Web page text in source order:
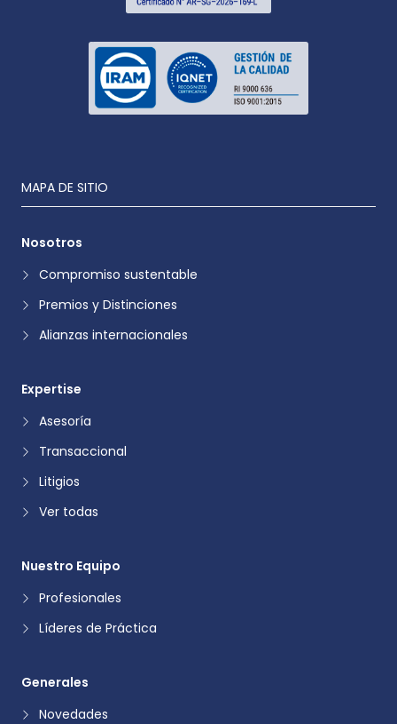
MAPA DE SITIO
Nosotros
Compromiso sustentable
Premios y Distinciones
Alianzas internacionales
Expertise
Asesoría
Transaccional
Litigios
Ver todas
Nuestro Equipo
Profesionales
Líderes de Práctica
Generales
Novedades